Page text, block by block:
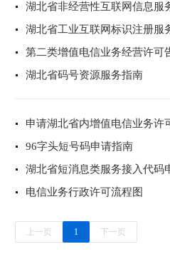
湖北省非经营性互联网信息服
湖北省工业互联网标识注册服
第二类增值电信业务经营许可
湖北省码号资源服务指南
申请湖北省内增值电信业务许
96字头短号码申请指南
湖北省短消息类服务接入代码
电信业务行政许可流程图
上一页 1 下一页